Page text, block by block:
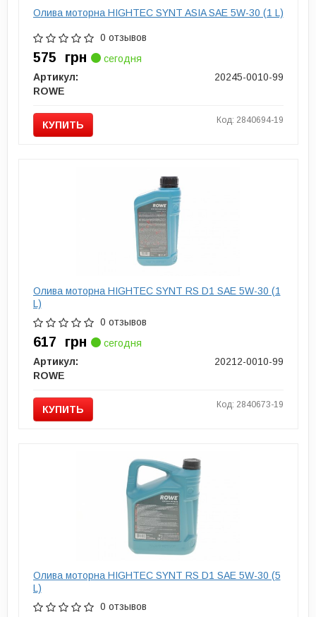
Олива моторна HIGHTEC SYNT ASIA SAE 5W-30 (1 L)
0 отзывов
575 грн
сегодня
Артикул:
20245-0010-99
ROWE
КУПИТЬ Код: 2840694-19
Олива моторна HIGHTEC SYNT RS D1 SAE 5W-30 (1
L)
0 отзывов
617 грн
сегодня
Артикул:
20212-0010-99
ROWE
КУПИТЬ Код: 2840673-19
Олива моторна HIGHTEC SYNT RS D1 SAE 5W-30 (5
L)
0 отзывов